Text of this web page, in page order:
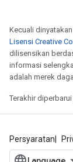
Kecuali
Lisensi Creative
dilisensikan
informasi
adalah merek
Terakhir
Persyaratan